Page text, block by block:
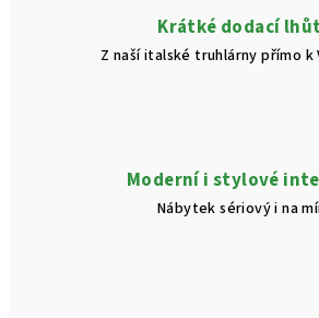
v
ý
p
Krátké dodací
Z naší italské truhlárny přímo k
Moderní i stylové
Nábytek sériový i na